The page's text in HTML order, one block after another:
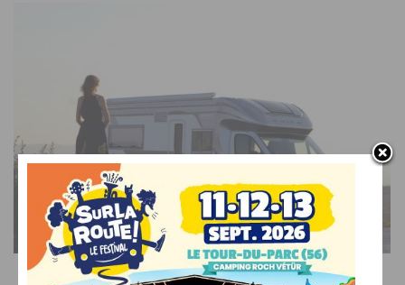
SUR LE WEB